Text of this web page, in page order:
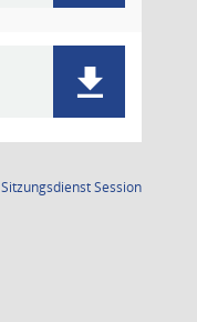
SitzungsdienstSession(Wird in